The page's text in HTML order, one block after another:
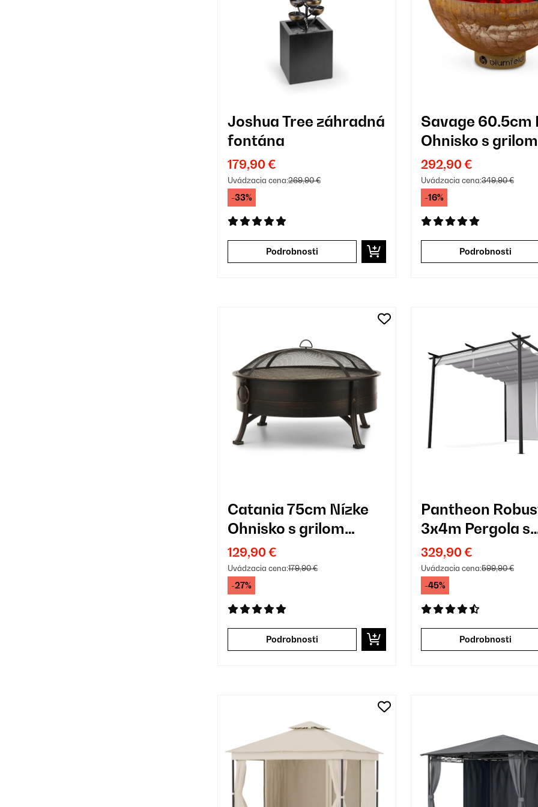
Joshua Tree záhradná
fontána
179,90 €
Uvádzacia cena:269,90 €
-33%
Podrobnosti
Savage 60.5cm
Ohnisko s grilom
Hrdza
292,90 €
Uvádzacia cena:349,90 €
-16%
Podrobnosti
Catania 75cm Nízke
Ohnisko s grilom
Čierna
129,90 €
Uvádzacia cena:179,90 €
-27%
Podrobnosti
Pantheon
3x4m Pergola s
Bočným
Krémová
329,90 €
Uvádzacia cena:599,90 €
-45%
Podrobnosti